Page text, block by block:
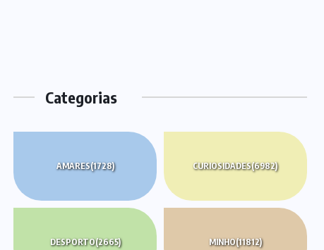
Categorias
AMARES(1728) CURIOSIDADES(6982)
DESPORTO(2665) MINHO(11812)